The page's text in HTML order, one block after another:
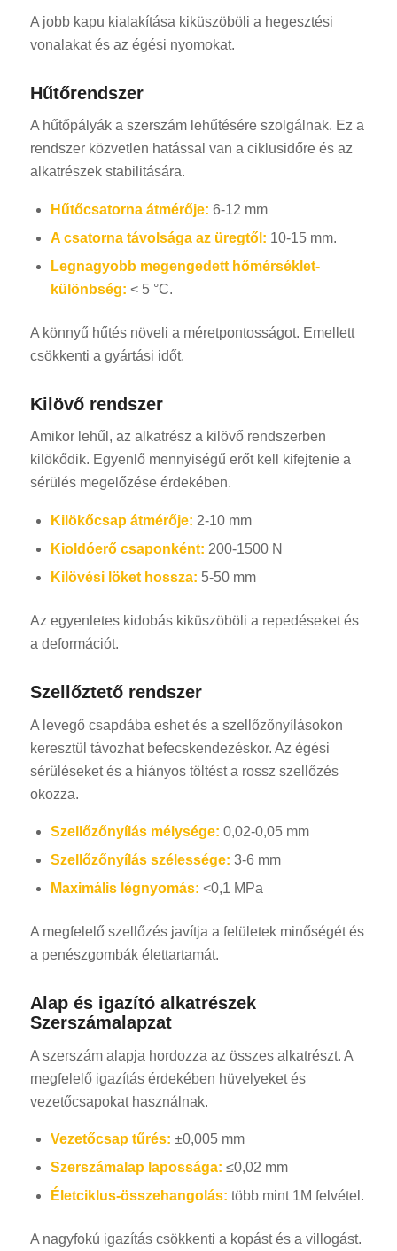
A jobb kapu kialakítása kiküszöböli a hegesztési
vonalakat és az égési nyomokat.
Hűtőrendszer
A hűtőpályák a szerszám lehűtésére szolgálnak. Ez a
rendszer közvetlen hatással van a ciklusidőre és az
alkatrészek stabilitására.
Hűtőcsatorna átmérője: 6-12 mm
A csatorna távolsága az üregtől: 10-15 mm.
Legnagyobb megengedett hőmérséklet-
különbség: < 5 °C.
A könnyű hűtés növeli a méretpontosságot. Emellett
csökkenti a gyártási időt.
Kilövő rendszer
Amikor lehűl, az alkatrész a kilövő rendszerben
kilökődik. Egyenlő mennyiségű erőt kell kifejtenie a
sérülés megelőzése érdekében.
Kilökőcsap átmérője: 2-10 mm
Kioldóerő csaponként: 200-1500 N
Kilövési löket hossza: 5-50 mm
Az egyenletes kidobás kiküszöböli a repedéseket és
a deformációt.
Szellőztető rendszer
A levegő csapdába eshet és a szellőzőnyílásokon
keresztül távozhat befecskendezéskor. Az égési
sérüléseket és a hiányos töltést a rossz szellőzés
okozza.
Szellőzőnyílás mélysége: 0,02-0,05 mm
Szellőzőnyílás szélessége: 3-6 mm
Maximális légnyomás: <0,1 MPa
A megfelelő szellőzés javítja a felületek minőségét és
a penészgombák élettartamát.
Alap és igazító alkatrészek
Szerszámalapzat
A szerszám alapja hordozza az összes alkatrészt. A
megfelelő igazítás érdekében hüvelyeket és
vezetőcsapokat használnak.
Vezetőcsap tűrés: ±0,005 mm
Szerszámalap lapossága: ≤0,02 mm
Életciklus-összehangolás: több mint 1M felvétel.
A nagyfokú igazítás csökkenti a kopást és a villogást.